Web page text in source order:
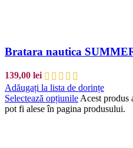
Bratara nautica
139,00 lei
Adăugați la lista de dorințe
Selectează opțiunile Acest produs
pot fi alese în pagina produsului.